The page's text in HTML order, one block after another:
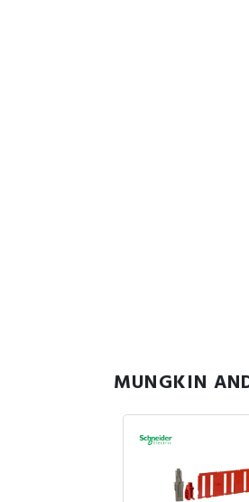
MUNGKIN